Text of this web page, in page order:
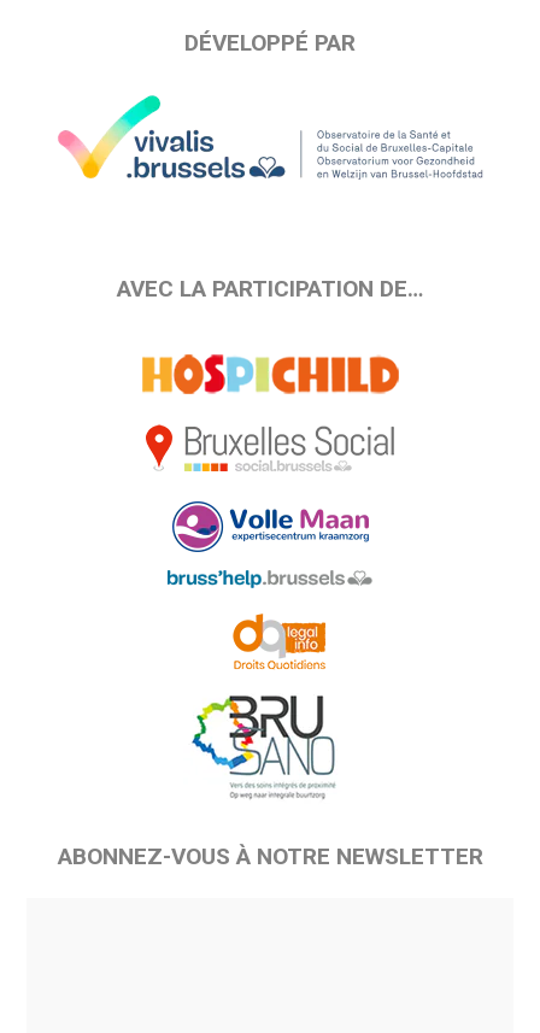
DÉVELOPPÉ PAR
AVEC LA PARTICIPATION DE…
ABONNEZ-VOUS À NOTRE NEWSLETTER